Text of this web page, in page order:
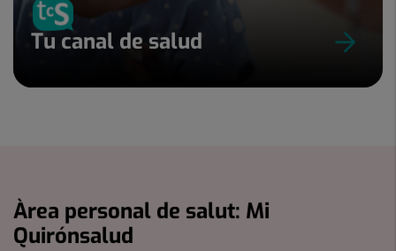
Tu canal de salud
Àrea personal de salut: Mi
Quirónsalud